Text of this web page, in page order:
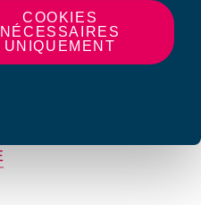
COOKIES
NÉCESSAIRES
UNIQUEMENT